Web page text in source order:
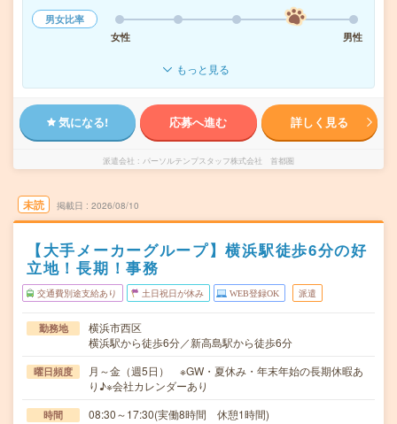
男女比率
女性
男性
もっと見る
気になる! 応募へ進む 詳しく見る
派遣会社 パーソルテンプスタッフ株式会社 首都圏
未読 掲載日 2026/08/10
【大手メーカーグループ】横浜駅徒歩6分の好
立地！長期！事務
交通費別途支給あり 土日祝日が休み WEB登録OK 派遣
勤務地
横浜市西区
横浜駅から徒歩6分／新高島駅から徒歩6分
曜日頻度
月～金（週5日） ※GW・夏休み・年末年始の長期休暇あ
り♪※会社カレンダーあり
時間 08:30～17:30(実働8時間 休憩1時間)